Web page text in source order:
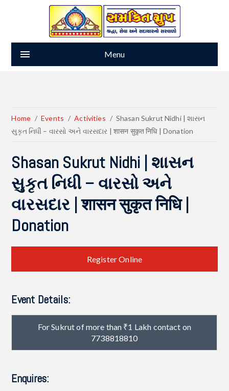
Menu
Home Events Activities
Shasan Sukrut Nidhi | શાસન
સુકૃત નિધી – વારસો અને વારસદાર | शासन सुकृत निधि | Donation
Shasan Sukrut Nidhi | શાસન
સુકૃત નિધી – વારસો અને
વારસદાર | शासन सुकृत निधि |
Donation
Register Online
Event Details:
For Sukrut of more than ₹1 Lakh contact on
7738818810
Enquires: